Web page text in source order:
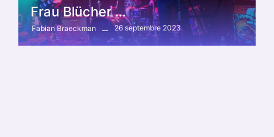
Frau Blücher …
Fabian Braeckman 26 septembre 2023